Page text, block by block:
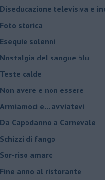
Diseducazione televisiva e
Foto storica
Esequie solenni
Nostalgia del sangue blu
Teste calde
Non avere e non essere
Armiamoci e... avviatevi
Da Capodanno a Carnevale
Schizzi di fango
Sor-riso amaro
Fine anno al ristorante